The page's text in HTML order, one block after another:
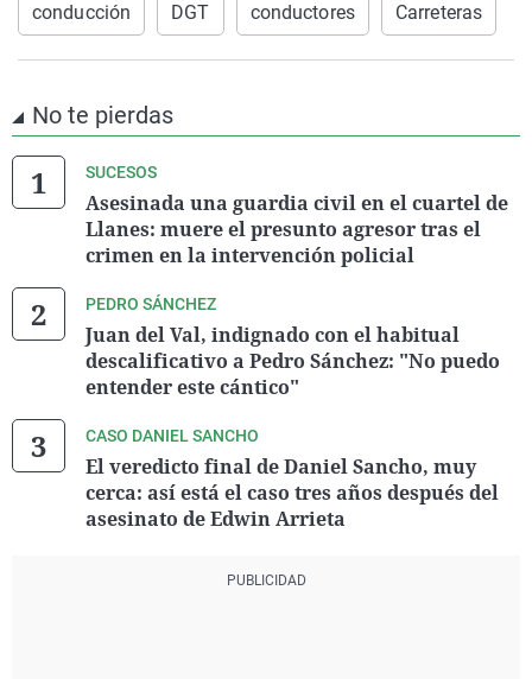
conducción DGT conductores Carreteras
No te pierdas
SUCESOS
Asesinada una guardia civil en el cuartel de
Llanes: muere el presunto agresor tras el
crimen en la intervención policial
PEDRO SÁNCHEZ
Juan del Val, indignado con el habitual
descalificativo a Pedro Sánchez: "No puedo
entender este cántico"
CASO DANIEL SANCHO
El veredicto final de Daniel Sancho, muy
cerca: así está el caso tres años después del
asesinato de Edwin Arrieta